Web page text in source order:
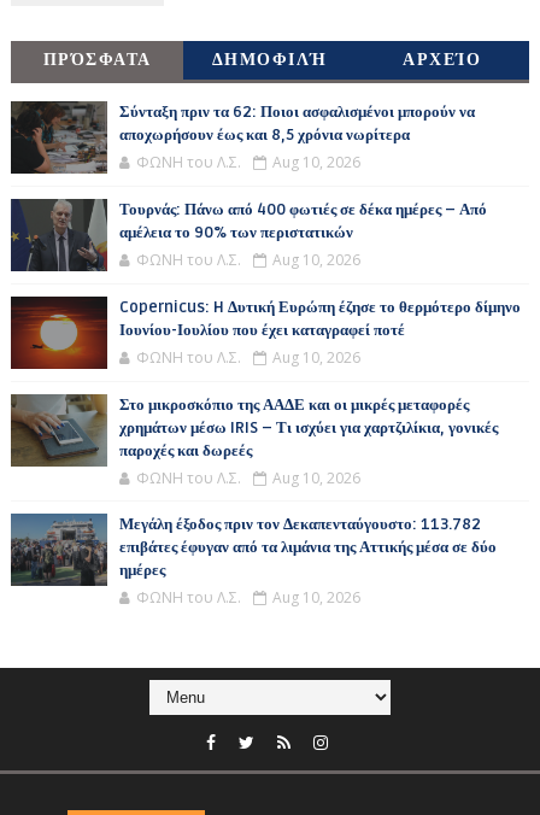
ΠΡΌΣΦΑΤΑ ΔΗΜΟΦΙΛΉ ΑΡΧΕΊΟ
Σύνταξη πριν τα 62: Ποιοι ασφαλισμένοι μπορούν να
αποχωρήσουν έως και 8,5 χρόνια νωρίτερα
ΦΩΝΗ του Λ.Σ. Aug 10, 2026
Τουρνάς: Πάνω από 400 φωτιές σε δέκα ημέρες – Από
αμέλεια το 90% των περιστατικών
ΦΩΝΗ του Λ.Σ. Aug 10, 2026
Copernicus: H Δυτική Ευρώπη έζησε το θερμότερο δίμηνο
Ιουνίου-Ιουλίου που έχει καταγραφεί ποτέ
ΦΩΝΗ του Λ.Σ. Aug 10, 2026
Στο μικροσκόπιο της ΑΑΔΕ και οι μικρές μεταφορές
χρημάτων μέσω IRIS – Τι ισχύει για χαρτζιλίκια, γονικές
παροχές και δωρεές
ΦΩΝΗ του Λ.Σ. Aug 10, 2026
Μεγάλη έξοδος πριν τον Δεκαπενταύγουστο: 113.782
επιβάτες έφυγαν από τα λιμάνια της Αττικής μέσα σε δύο
ημέρες
ΦΩΝΗ του Λ.Σ. Aug 10, 2026